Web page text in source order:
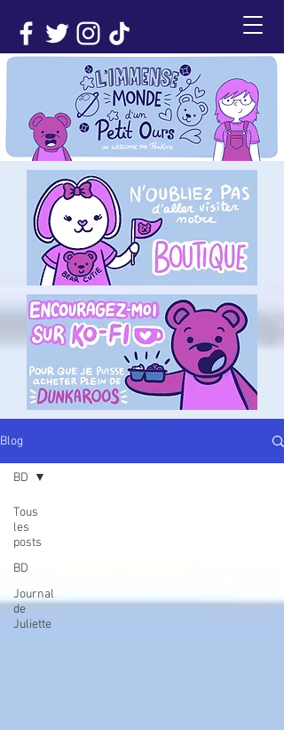
Blog
Tous
les
posts
BD
Journal
de
Juliette
BD